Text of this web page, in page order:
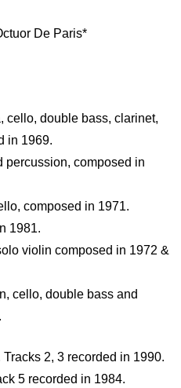
De Paris*
cello, double bass, clarinet,
in 1969.
percussion, composed in
composed in 1971.
1981.
violin composed in 1972 &
cello, double bass and
2, 3 recorded in 1990.
5 recorded in 1984.